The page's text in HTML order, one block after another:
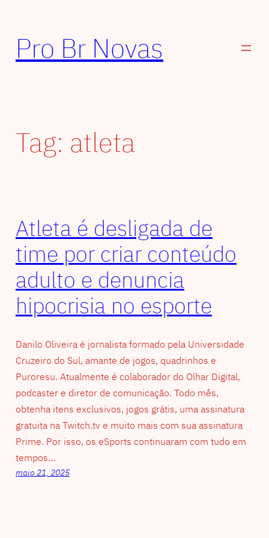
conteúdo
Pro Br Novas
Tag: atleta
Atleta é desligada de
time por criar conteúdo
adulto e denuncia
hipocrisia no esporte
Danilo Oliveira é jornalista formado pela Universidade
Cruzeiro do Sul, amante de jogos, quadrinhos e
Puroresu. Atualmente é colaborador do Olhar Digital,
podcaster e diretor de comunicação. Todo mês,
obtenha itens exclusivos, jogos grátis, uma assinatura
gratuita na Twitch.tv e muito mais com sua assinatura
Prime. Por isso, os eSports continuaram com tudo em
tempos…
maio 21, 2025